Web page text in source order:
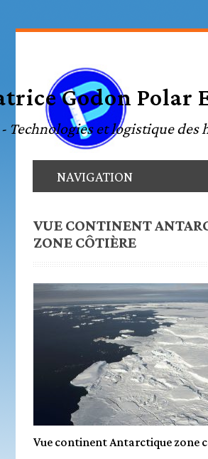
VUE CONTINENT
ZONE CÔTIÈRE
Vue continent Antarctique zone